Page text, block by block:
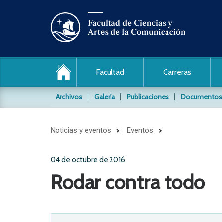
Facultad Carreras
Archivos
Conservamos y difundimos los siguientes archivos:
Galería Publicaciones Documentos
Noticias y eventos Eventos
04 de octubre de 2016
Rodar contra todo